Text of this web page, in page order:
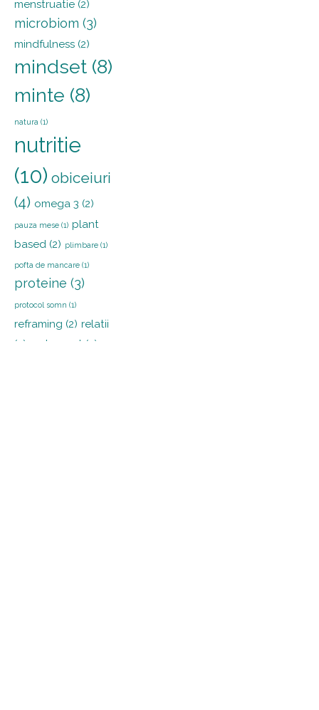
menstruatie (2)
microbiom (3)
mindfulness (2)
mindset (8)
minte (8)
natura (1)
nutritie
(10) obiceiuri
(4) omega 3 (2)
pauza mese (1) plant
based (2) plimbare (1)
pofta de mancare (1)
proteine (3)
protocol somn (1)
reframing (2) relatii
(2)
restaurant (2)